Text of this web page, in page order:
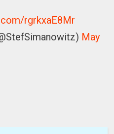
rgrkxaE8Mr
May